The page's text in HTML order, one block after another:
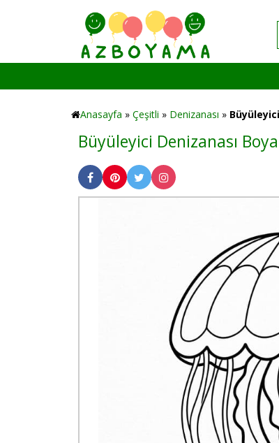
Anasayfa » Çeşitli » Denizanası »
Büyüleyici Denizanası